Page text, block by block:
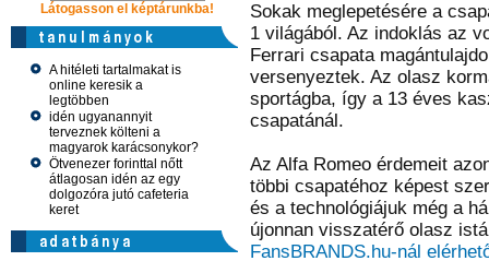
Látogasson el képtárunkba! Látogasson el képtárunkba! Látogasson
A hitéleti tartalmakat is
online keresik a
legtöbben
idén ugyanannyit
terveznek költeni a
magyarok karácsonykor?
Ötvenezer forinttal nőtt
átlagosan idén az egy
dolgozóra jutó cafeteria
keret
Sokak meglepetésére a
1 világából. Az indoklás az
Ferrari csapata
versenyeztek. Az olasz
sportágba, így a 13 éves
csapatánál.
Az Alfa Romeo érdemeit
többi csapatéhoz képest
és a technológiájuk még a
újonnan visszatérő olasz
FansBRANDS.hu-nál